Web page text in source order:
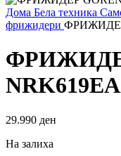
Дома Бела техника
фрижидери ФРИЖИДЕР
29.990 ден
На залиха